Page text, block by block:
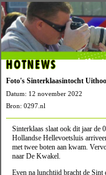
HOTNEWS
Foto's Sinterklaasintocht
Datum: 12 november 2022
Bron: 0297.nl
Sinterklaas slaat ook dit jaar de
Hollandse Hellevoetsluis
met twee boten aan kwam.
naar De Kwakel.
Even na lunchtijd bracht de Sint